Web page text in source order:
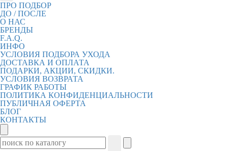
ПРО ПОДБОР
ДО / ПОСЛЕ
О НАС
БРЕНДЫ
F.A.Q.
ИНФО
УСЛОВИЯ ПОДБОРА УХОДА
ДОСТАВКА И ОПЛАТА
ПОДАРКИ, АКЦИИ, СКИДКИ.
УСЛОВИЯ ВОЗВРАТА
ГРАФИК РАБОТЫ
ПОЛИТИКА КОНФИДЕНЦИАЛЬНОСТИ
ПУБЛИЧНАЯ ОФЕРТА
БЛОГ
КОНТАКТЫ